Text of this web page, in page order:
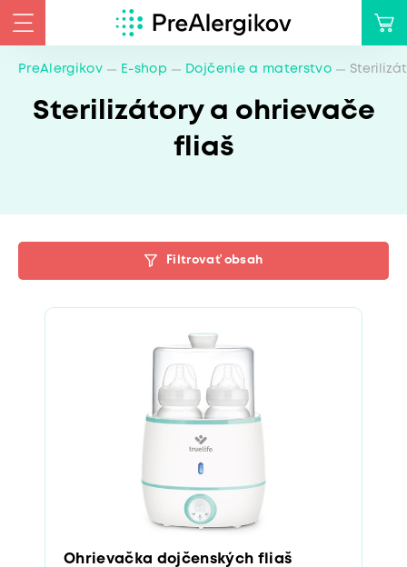
PreAlergikov E-shop Dojčenie a materstvo
Sterilizátory a ohrievače
fliaš
Filtrovať obsah
Ohrievačka dojčenských fliaš